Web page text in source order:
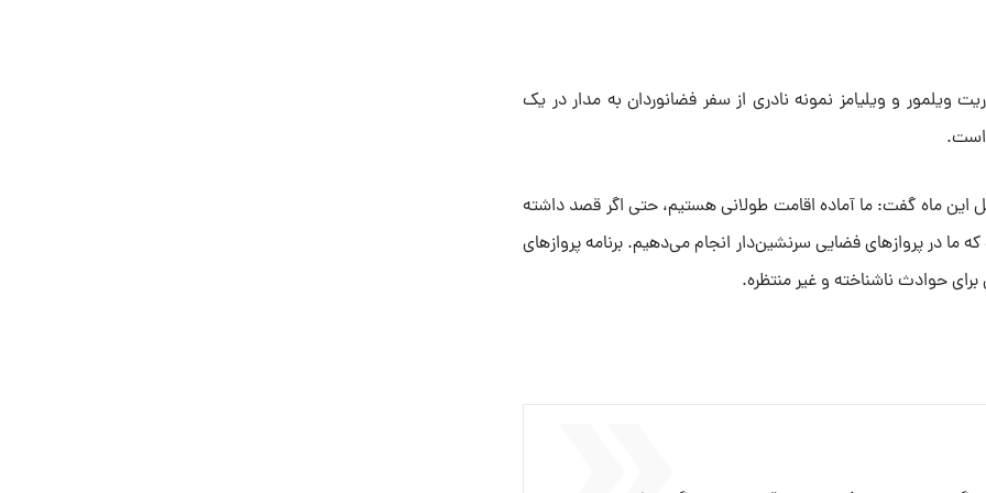
ویلمور و ویلیامز نمونه نادری از سفر فضانوردان به مدار در یک
است.
این ماه گفت: ما آماده اقامت طولانی هستیم، حتی اگر قصد داشته
ما در پروازهای فضایی سرنشین‌دار انجام می‌دهیم. برنامه پروازهای
حوادث ناشناخته و غیر منتظره.